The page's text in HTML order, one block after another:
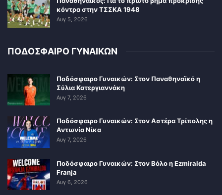
κόντρα στην ΤΣΣΚΑ 1948
Αυγ 5, 2026
ΠΟΔΟΣΦΑΙΡΟ ΓΥΝΑΙΚΩΝ
Ποδόσφαιρο Γυναικών: Στον Παναθηναϊκό η
Σύλια Κατεργιαννάκη
Αυγ 7, 2026
Ποδόσφαιρο Γυναικών: Στον Αστέρα Τρίπολης η
Αντωνία Νίκα
Αυγ 7, 2026
Ποδόσφαιρο Γυναικών: Στον Βόλο η Ezmiralda
Franja
Αυγ 6, 2026